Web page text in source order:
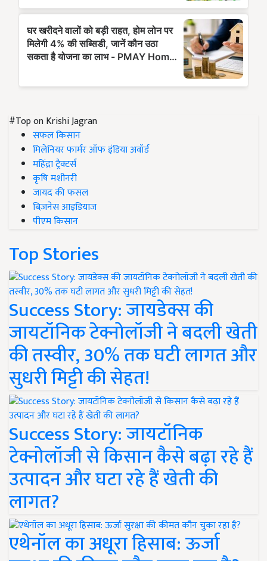
#Top on Krishi Jagran
सफल किसान
मिलेनियर फार्मर ऑफ इंडिया अवॉर्ड
महिंद्रा ट्रैक्टर्स
कृषि मशीनरी
जायद की फसल
बिज़नेस आइडियाज
पीएम किसान
Top Stories
Success Story: जायडेक्स की
जायटॉनिक टेक्नोलॉजी ने बदली खेती
की तस्वीर, 30% तक घटी लागत और
सुधरी मिट्टी की सेहत!
Success Story: जायटॉनिक
टेक्नोलॉजी से किसान कैसे बढ़ा रहे हैं
उत्पादन और घटा रहे हैं खेती की
लागत?
एथेनॉल का अधूरा हिसाब: ऊर्जा